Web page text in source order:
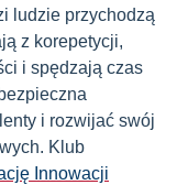
ludzie przychodzą
z korepetycji,
i spędzają czas
i rozwijać swój
Klub
Innowacji